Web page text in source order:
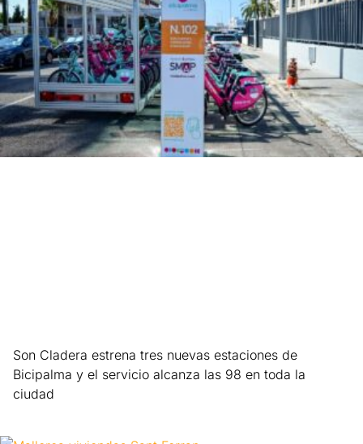
Son Cladera estrena tres nuevas estaciones de
Bicipalma y el servicio alcanza las 98 en toda la
ciudad